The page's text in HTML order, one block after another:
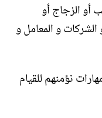
أو الزجاج أو
الشركات و المعامل و
نؤمنهم للقيام